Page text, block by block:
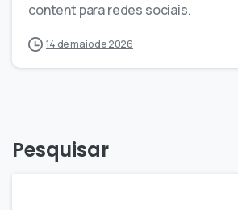
content para redes sociais.
14 de maio de 2026
Pesquisar